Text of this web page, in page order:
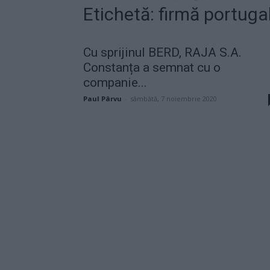
Etichetă: firmă
Cu sprijinul BERD, RAJA S.A.
Constanța a semnat cu o
companie...
Paul Pârvu sâmbătă, 7 noiembrie 2020